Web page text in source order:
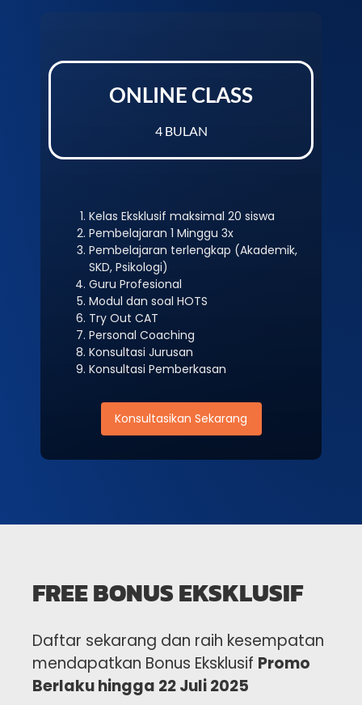
ONLINE CLASS
4 BULAN
Kelas Eksklusif maksimal 20 siswa
Pembelajaran 1 Minggu 3x
Pembelajaran terlengkap (Akademik,
SKD, Psikologi)
Guru Profesional
Modul dan soal HOTS
Try Out CAT
Personal Coaching
Konsultasi Jurusan
Konsultasi Pemberkasan
Konsultasikan Sekarang
FREE BONUS EKSKLUSIF
Daftar sekarang dan raih kesempatan
mendapatkan Bonus Eksklusif Promo
Berlaku hingga 22 Juli 2025